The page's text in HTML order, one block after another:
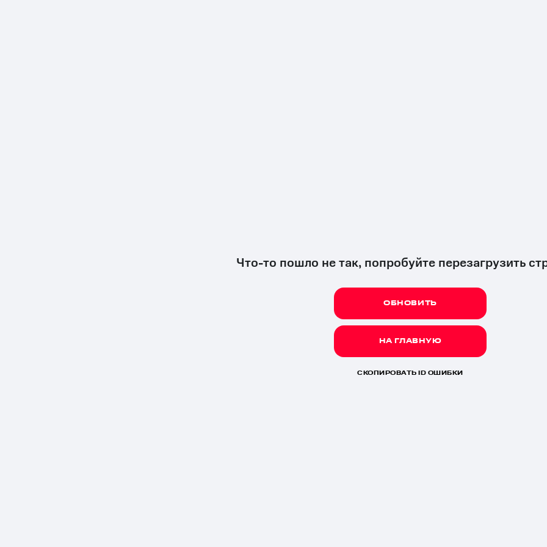
Что-то пошло не так, попробуйте перезагрузить
ОБНОВИТЬ
НА ГЛАВНУЮ
СКОПИРОВАТЬ ID ОШИБКИ